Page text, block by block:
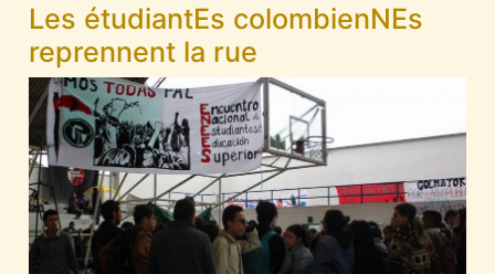
Les étudiantEs colombienNEs
reprennent la rue